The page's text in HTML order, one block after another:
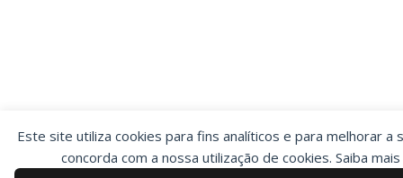
Este site utiliza cookies para fins analíticos e para melhorar a
concorda com a nossa utilização de cookies. Saiba